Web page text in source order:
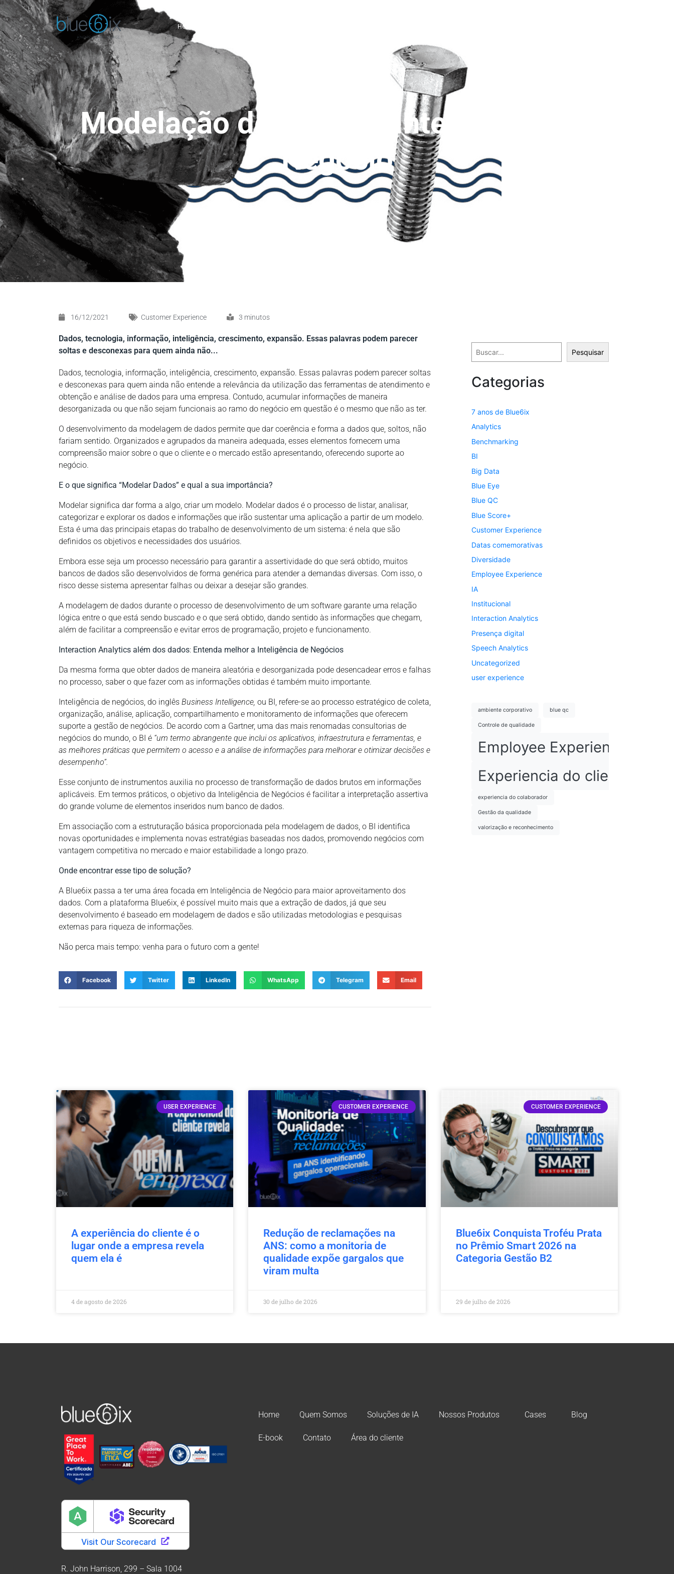
HOME
Modelação de Dados e Inteligência do
Negócio
16/12/2021 Customer Experience 3 minutos
Dados, tecnologia, informação, inteligência, crescimento, expansão. Essas palavras podem parecer
soltas e desconexas para quem ainda não...
Dados, tecnologia, informação, inteligência, crescimento, expansão. Essas palavras podem parecer soltas
e desconexas para quem ainda não entende a relevância da utilização das ferramentas de atendimento e
obtenção e análise de dados para uma empresa. Contudo, acumular informações de maneira
desorganizada ou que não sejam funcionais ao ramo do negócio em questão é o mesmo que não as ter.
O desenvolvimento da modelagem de dados permite que dar coerência e forma a dados que, soltos, não
fariam sentido. Organizados e agrupados da maneira adequada, esses elementos fornecem uma
compreensão maior sobre o que o cliente e o mercado estão apresentando, oferecendo suporte ao
negócio.
E o que significa “Modelar Dados” e qual a sua importância?
Modelar significa dar forma a algo, criar um modelo. Modelar dados é o processo de listar, analisar,
categorizar e explorar os dados e informações que irão sustentar uma aplicação a partir de um modelo.
Esta é uma das principais etapas do trabalho de desenvolvimento de um sistema: é nela que são
definidos os objetivos e necessidades dos usuários.
Embora esse seja um processo necessário para garantir a assertividade do que será obtido, muitos
bancos de dados são desenvolvidos de forma genérica para atender a demandas diversas. Com isso, o
risco desse sistema apresentar falhas ou deixar a desejar são grandes.
A modelagem de dados durante o processo de desenvolvimento de um software garante uma relação
lógica entre o que está sendo buscado e o que será obtido, dando sentido às informações que chegam,
além de facilitar a compreensão e evitar erros de programação, projeto e funcionamento.
Interaction Analytics além dos dados: Entenda melhor a Inteligência de Negócios
Da mesma forma que obter dados de maneira aleatória e desorganizada pode desencadear erros e falhas
no processo, saber o que fazer com as informações obtidas é também muito importante.
Inteligência de negócios, do inglês Business Intelligence, ou BI, refere-se ao processo estratégico de coleta,
organização, análise, aplicação, compartilhamento e monitoramento de informações que oferecem
suporte a gestão de negócios. De acordo com a Gartner, uma das mais renomadas consultorias de
negócios do mundo, o BI é “um termo abrangente que inclui os aplicativos, infraestrutura e ferramentas, e
as melhores práticas que permitem o acesso e a análise de informações para melhorar e otimizar decisões e
desempenho”.
Esse conjunto de instrumentos auxilia no processo de transformação de dados brutos em informações
aplicáveis. Em termos práticos, o objetivo da Inteligência de Negócios é facilitar a interpretação assertiva
do grande volume de elementos inseridos num banco de dados.
Em associação com a estruturação básica proporcionada pela modelagem de dados, o BI identifica
novas oportunidades e implementa novas estratégias baseadas nos dados, promovendo negócios com
vantagem competitiva no mercado e maior estabilidade a longo prazo.
Onde encontrar esse tipo de solução?
A Blue6ix passa a ter uma área focada em Inteligência de Negócio para maior aproveitamento dos
dados. Com a plataforma Blue6ix, é possível muito mais que a extração de dados, já que seu
desenvolvimento é baseado em modelagem de dados e são utilizadas metodologias e pesquisas
externas para riqueza de informações.
Não perca mais tempo: venha para o futuro com a gente!
Facebook Twitter LinkedIn WhatsApp Telegram Email
Pesquisar
Categorias
7 anos de Blue6ix
Analytics
Benchmarking
BI
Big Data
Blue Eye
Blue QC
Blue Score+
Customer Experience
Datas comemorativas
Diversidade
Employee Experience
IA
Institucional
Interaction Analytics
Presença digital
Speech Analytics
Uncategorized
user experience
ambiente corporativo blue qc
Controle de qualidade
Employee Experience
Experiencia do cliente
experiencia do colaborador
Gestão da qualidade
valorização e reconhecimento
USER EXPERIENCE
A experiência do cliente é o
lugar onde a empresa revela
quem ela é
4 de agosto de 2026
CUSTOMER EXPERIENCE
Redução de reclamações na
ANS: como a monitoria de
qualidade expõe gargalos que
viram multa
30 de julho de 2026
CUSTOMER EXPERIENCE
Blue6ix Conquista Troféu Prata
no Prêmio Smart 2026 na
Categoria Gestão B2
29 de julho de 2026
R. John Harrison, 299 – Sala 1004
Home Quem Somos Soluções de IA Nossos Produtos Cases Blog
E-book Contato Área do cliente